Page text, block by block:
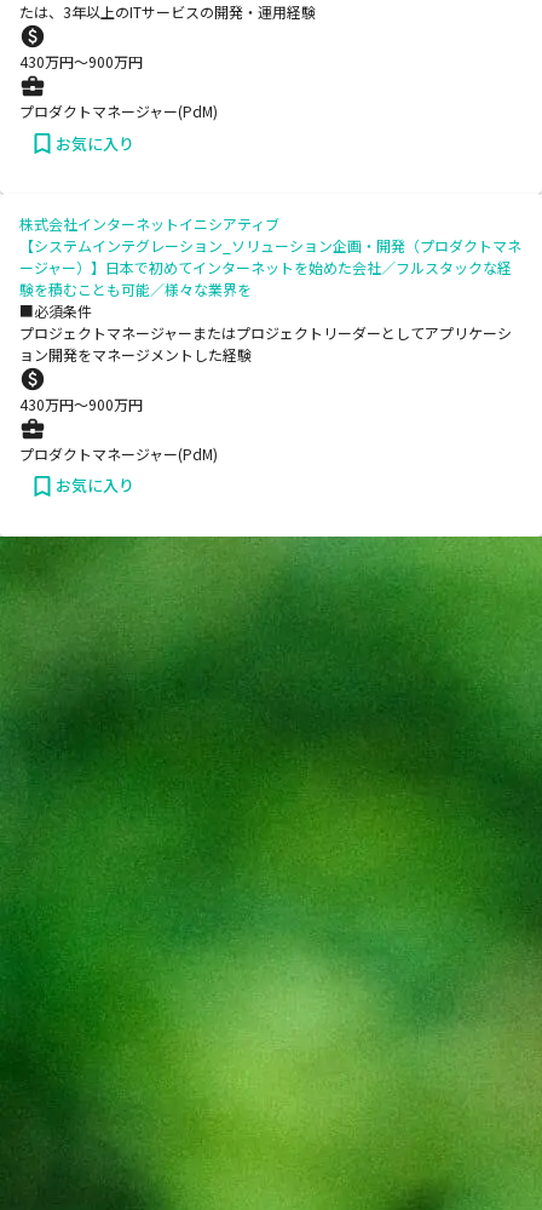
たは、3年以上のITサービスの開発・運用経験
430万円〜900万円
プロダクトマネージャー(PdM)
お気に入り
株式会社インターネットイニシアティブ
【システムインテグレーション_ソリューション企画・開発（プロダクトマネ
ージャー）】日本で初めてインターネットを始めた会社／フルスタックな経
験を積むことも可能／様々な業界を
■必須条件
プロジェクトマネージャーまたはプロジェクトリーダーとしてアプリケーシ
ョン開発をマネージメントした経験
430万円〜900万円
プロダクトマネージャー(PdM)
お気に入り